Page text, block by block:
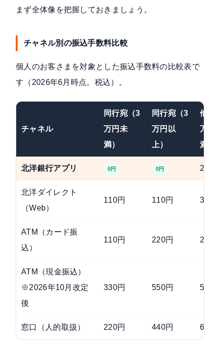
まず全体像を把握しておきましょう。
チャネル別の振込手数料比較
個人のお客さまを対象とした振込手数料の比較表で
す（2026年6月時点。税込）。
チャネル
同行宛（3
万円未
満）
同行宛（3
万円以
上）
他行
万円
満）
北洋銀行アプリ 0円 0円 220
北洋ダイレクト
（Web）
110円 110円 330
ATM（カード振
込）
110円 220円 275
ATM（現金振込）
※2026年10月改定
後
330円 550円 550
窓口（人的取扱） 220円 440円 605